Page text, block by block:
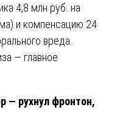
4,8 млн руб. на
и компенсацию 24
вреда.
— главное
— рухнул фронтон,